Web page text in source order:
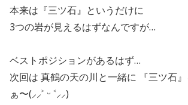
本来は『三ツ石』というだけに
3つの岩が見えるはずなんですが…
ベストポジションがあるはず…
次回は 真鶴の天の川と一緒に 『三ツ石
ぁ〜(⸝⸝˃ ᵕ ˂⸝⸝)